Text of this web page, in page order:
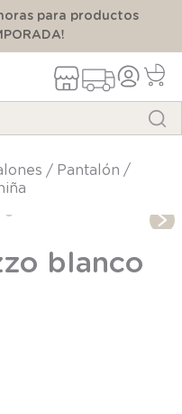
para productos
pantalón
blanco